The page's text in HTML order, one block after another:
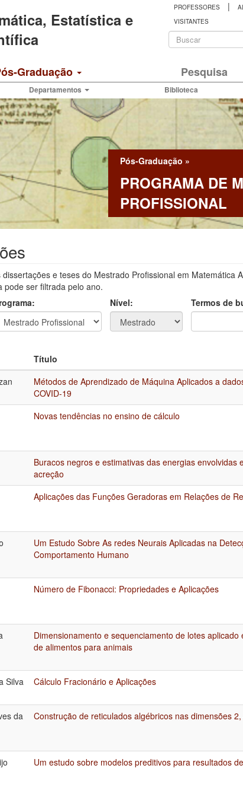
Estatística e
PROFESSORES |
VISITANTES
busca
Graduação Pesquisa
Departamentos Biblioteca
Pós-Graduação »
PROGRAMA DE
PROFISSIONAL
e teses do Mestrado Profissional em Matemática
pode ser filtrada pelo ano.
Nível:
Termos de
Título
Métodos de Aprendizado de Máquina Aplicados a
COVID-19
Novas tendências no ensino de cálculo
Buracos negros e estimativas das energias envolvidas
acreção
Aplicações das Funções Geradoras em Relações de
Um Estudo Sobre As redes Neurais Aplicadas na
Comportamento Humano
Número de Fibonacci: Propriedades e Aplicações
Dimensionamento e sequenciamento de lotes aplicado
de alimentos para animais
Silva Cálculo Fracionário e Aplicações
da
Construção de reticulados algébricos nas dimensões
Um estudo sobre modelos preditivos para resultados